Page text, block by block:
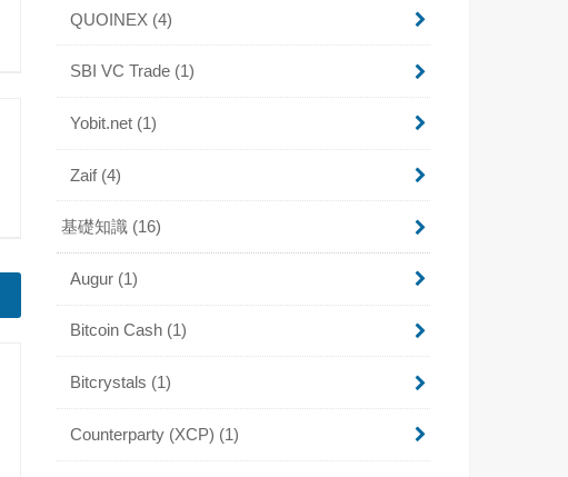
QUOINEX (4)
SBI VC Trade (1)
Yobit.net (1)
Zaif (4)
基礎知識 (16)
Augur (1)
Bitcoin Cash (1)
Bitcrystals (1)
Counterparty (XCP) (1)